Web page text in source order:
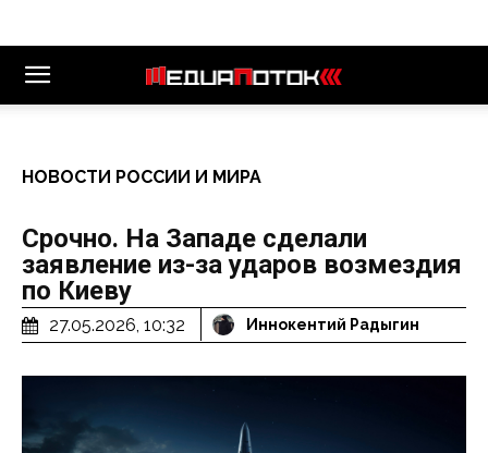
НОВОСТИ РОССИИ И МИРА
Срочно. На Западе сделали
заявление из-за ударов возмездия
по Киеву
27.05.2026, 10:32 Иннокентий Радыгин